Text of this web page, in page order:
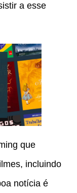
a esse
que
incluindo
notícia é